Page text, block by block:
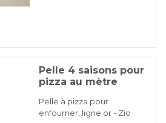
Pelle 4 saisons pour
pizza au mètre
Pelle à pizza pour
enfourner, ligne or - Zio